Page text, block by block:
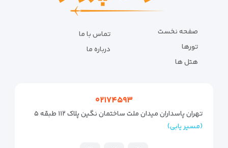
صفحه نخست
تورها
هتل ها
تماس با ما
درباره ما
۰۲۱۷۴۵۹۳
تهران پاسداران میدان ملت ساختمان نگین پلاک ۱۱۲ طبقه ۵
(مسیر یابی)